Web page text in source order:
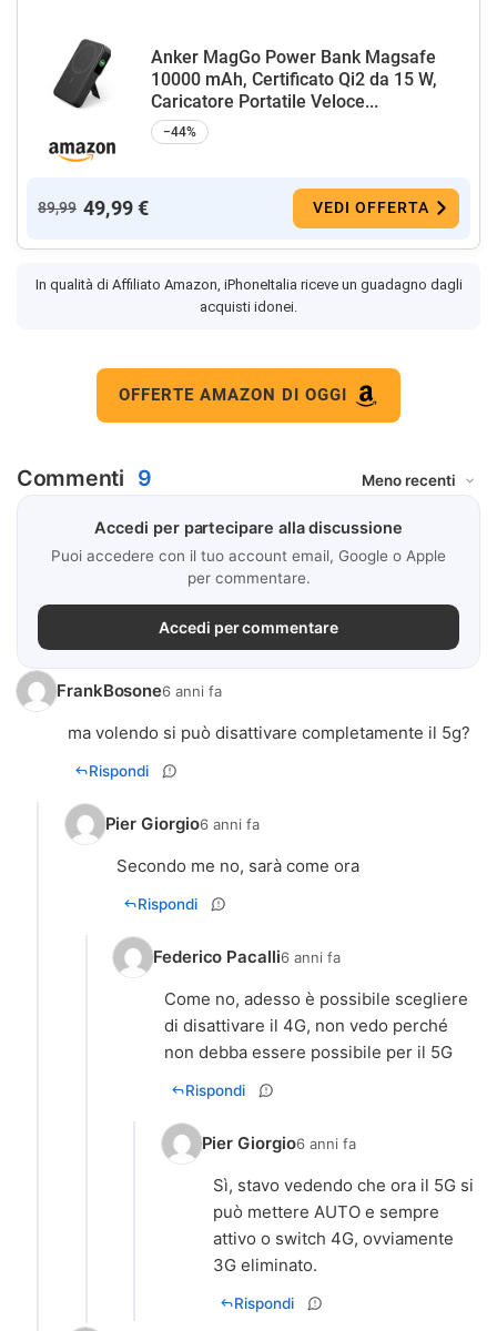
Anker MagGo Power Bank Magsafe
10000 mAh, Certificato Qi2 da 15 W,
Caricatore Portatile Veloce...
−44%
89,99 49,99 € VEDI OFFERTA
In qualità di Affiliato Amazon, iPhoneItalia riceve un guadagno dagli
acquisti idonei.
OFFERTE AMAZON DI OGGI
Commenti 9
Accedi per partecipare alla discussione
Puoi accedere con il tuo account email, Google o Apple
per commentare.
Accedi per commentare
FrankBosone6 anni fa
ma volendo si può disattivare completamente il 5g?
Rispondi
Pier Giorgio6 anni fa
Secondo me no, sarà come ora
Rispondi
Federico Pacalli6 anni fa
Come no, adesso è possibile scegliere
di disattivare il 4G, non vedo perché
non debba essere possibile per il 5G
Rispondi
Pier Giorgio6 anni fa
Sì, stavo vedendo che ora il 5G si
può mettere AUTO e sempre
attivo o switch 4G, ovviamente
3G eliminato.
Rispondi